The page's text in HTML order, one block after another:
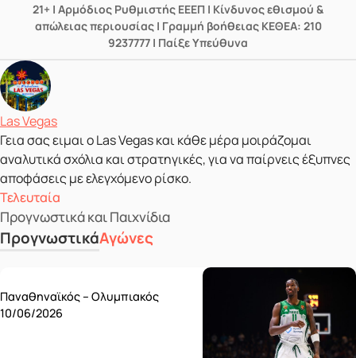
Τελευταία
Προγνωστικά και Παιχνίδια
ΠρογνωστικάΑγώνες
Παναθηναϊκός – Ολυμπιακός
10/06/2026
21+ | Αρμόδιος Ρυθμιστής ΕΕΕΠ | Κίνδυνος εθισμού &
απώλειας περιουσίας | Γραμμή βοήθειας ΚΕΘΕΑ: 210
9237777 | Παίξε Υπεύθυνα
Δημοσιεύτηκε από
Las Vegas
Γεια σας ειμαι ο Las Vegas και κάθε μέρα μοιράζομαι
αναλυτικά σχόλια και στρατηγικές, για να παίρνεις έξυπνες
αποφάσεις με ελεγχόμενο ρίσκο.